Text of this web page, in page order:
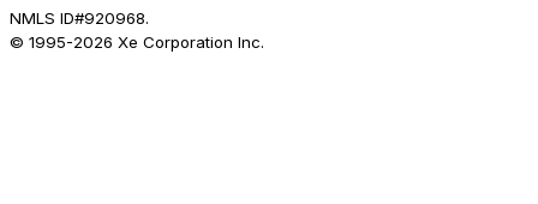
NMLS ID#920968.
© 1995-2026 Xe Corporation Inc.